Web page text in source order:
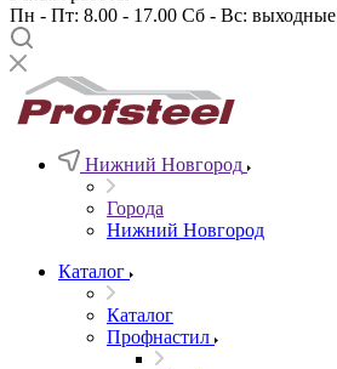
Пн - Пт: 8.00 - 17.00 Сб - Вс: выходные
Нижний Новгород
Города
Нижний Новгород
Каталог
Каталог
Профнастил